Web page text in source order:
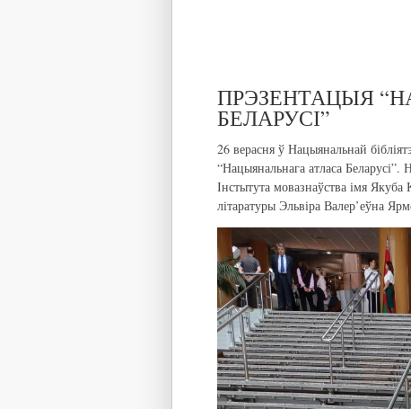
ПРЭЗЕНТАЦЫЯ
БЕЛАРУСІ”
26 верасня ў Нацыянальнай
“Нацыянальнага атласа Беларусі”.
Інстытута мовазнаўства імя
літаратуры Эльвіра Валер’еўна